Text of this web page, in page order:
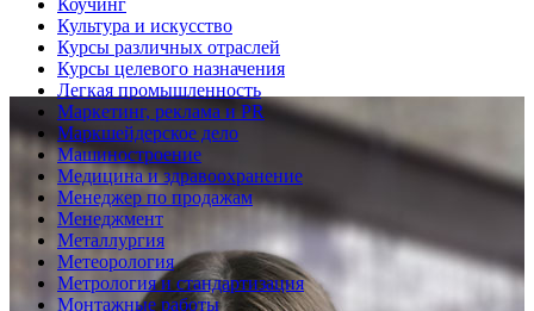
Коучинг
Культура и искусство
Курсы различных отраслей
Курсы целевого назначения
Легкая промышленность
Маркетинг, реклама и PR
Маркшейдерское дело
Машиностроение
Медицина и здравоохранение
Менеджер по продажам
Менеджмент
Металлургия
Метеорология
Метрология и стандартизация
Монтажные работы